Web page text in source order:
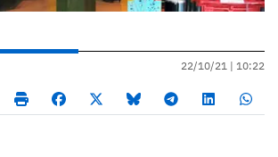
22/10/21 | 10:22